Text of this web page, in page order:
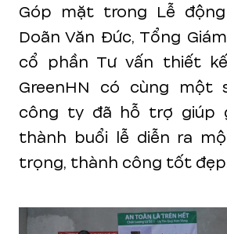
Góp mặt trong Lễ
Doãn Văn Đức, Tổng
cổ phần Tư vấn thiết
GreenHN có cùng một
công ty đã hỗ trợ giúp
thành buổi lễ diễn ra
trọng, thành công tốt